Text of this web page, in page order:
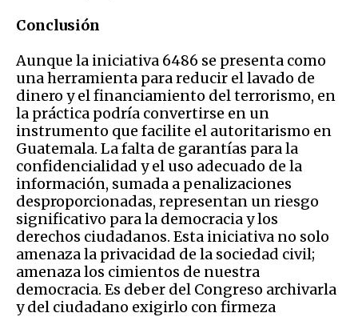
Conclusión
Aunque la iniciativa 6486 se presenta como
una herramienta para reducir el lavado de
dinero y el financiamiento del terrorismo, en
la práctica podría convertirse en un
instrumento que facilite el autoritarismo en
Guatemala. La falta de garantías para la
confidencialidad y el uso adecuado de la
información, sumada a penalizaciones
desproporcionadas, representan un riesgo
significativo para la democracia y los
derechos ciudadanos. Esta iniciativa no solo
amenaza la privacidad de la sociedad civil;
amenaza los cimientos de nuestra
democracia. Es deber del Congreso archivarla
y del ciudadano exigirlo con firmeza